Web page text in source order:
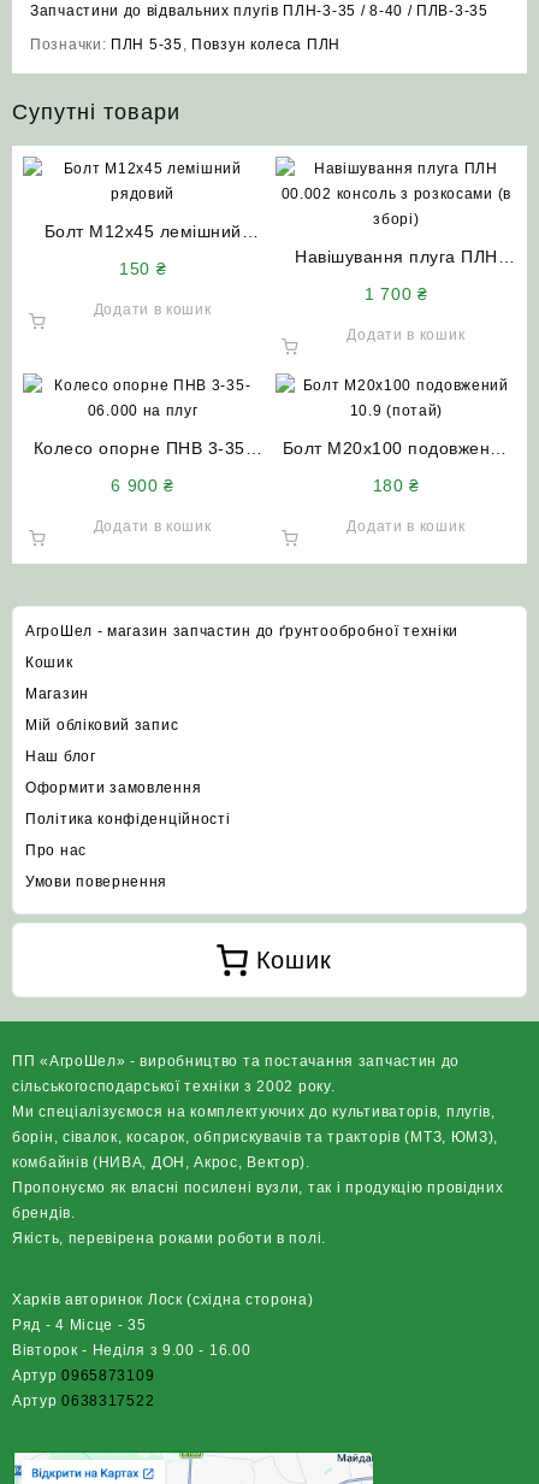
Запчастини до відвальних плугів ПЛН-3-35 / 8-40 / ПЛВ-3-35
Позначки: ПЛН 5-35, Повзун колеса ПЛН
Супутні товари
Болт М12х45 лемішний
150 ₴
Додати в кошик
Навішування плуга ПЛН
1 700₴
Додати в кошик
Колесо опорне ПНВ 3-35-
6 900₴
Додати в кошик
Болт М20х100 подовжений
180₴
Додати в кошик
АгроШел - магазин запчастин до ґрунтообробної техніки
Кошик
Магазин
Мій обліковий запис
Наш блог
Оформити замовлення
Політика конфіденційності
Про нас
Умови повернення
Кошик
ПП «АгроШел» - виробництво та постачання запчастин до
сільськогосподарської техніки з 2002 року.
Ми спеціалізуємося на комплектуючих до культиваторів, плугів,
борін, сівалок, косарок, обприскувачів та тракторів (МТЗ, ЮМЗ),
комбайнів (НИВА, ДОН, Акрос, Вектор).
Пропонуємо як власні посилені вузли, так і продукцію провідних
брендів.
Якість, перевірена роками роботи в полі.
Харків авторинок Лоск (східна сторона)
Ряд - 4 Місце - 35
Вівторок - Неділя з 9.00 - 16.00
Артур0965873109
Артур0638317522